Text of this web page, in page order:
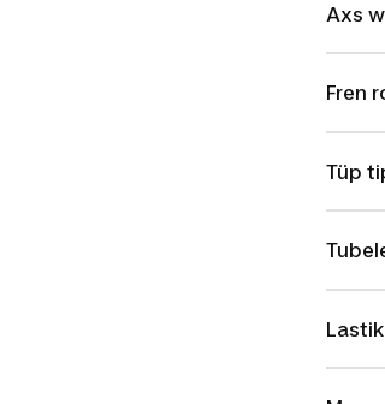
Axs
Fren
Tüp